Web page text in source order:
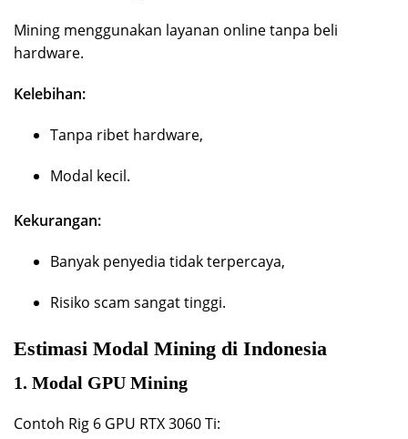
Mining menggunakan layanan online tanpa beli
hardware.
Kelebihan:
Tanpa ribet hardware,
Modal kecil.
Kekurangan:
Banyak penyedia tidak terpercaya,
Risiko scam sangat tinggi.
Estimasi Modal Mining di Indonesia
1. Modal GPU Mining
Contoh Rig 6 GPU RTX 3060 Ti: